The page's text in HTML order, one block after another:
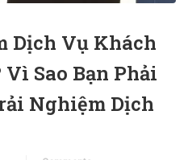
Dịch Vụ Khách
Vì Sao Bạn Phải
Nghiệm Dịch